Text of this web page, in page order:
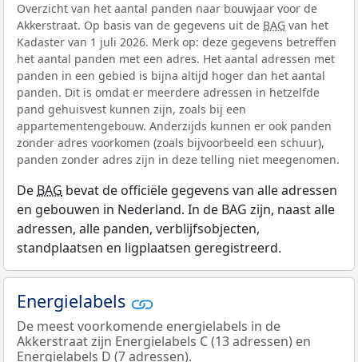
Overzicht van het aantal panden naar bouwjaar voor de
Akkerstraat. Op basis van de gegevens uit de BAG van het
Kadaster van 1 juli 2026. Merk op: deze gegevens betreffen
het aantal panden met een adres. Het aantal adressen met
panden in een gebied is bijna altijd hoger dan het aantal
panden. Dit is omdat er meerdere adressen in hetzelfde
pand gehuisvest kunnen zijn, zoals bij een
appartementengebouw. Anderzijds kunnen er ook panden
zonder adres voorkomen (zoals bijvoorbeeld een schuur),
panden zonder adres zijn in deze telling niet meegenomen.
De BAG bevat de officiële gegevens van alle adressen
en gebouwen in Nederland. In de BAG zijn, naast alle
adressen, alle panden, verblijfsobjecten,
standplaatsen en ligplaatsen geregistreerd.
Energielabels
De meest voorkomende energielabels in de
Akkerstraat zijn Energielabels C (13 adressen) en
Energielabels D (7 adressen).